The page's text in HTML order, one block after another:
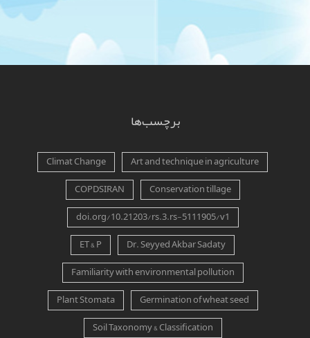
برچسب‌ها
Art and technique in agriculture
Climat Change
Conservation tillage
COPDSIRAN
doi.org/10.21203/rs.3.rs-5111905/v1
Dr. Seyyed Akbar Sadaty
ET & P
Familiarity with environmental pollution
Germination of wheat seed
Plant Stomata
Soil Taxonomy & Classification